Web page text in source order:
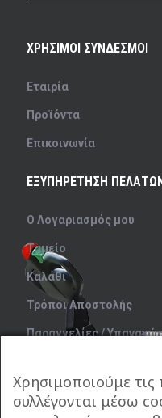
ΧΡΗΣΙΜΟΙ ΣΥΝΔΕΣΜΟΙ
Εταιρία
Προϊόντα
Επικοινωνία
ΕΞΥΠΗΡΕΤΗΣΗ
Ο Λογαριασμός μου
Ταμείο
Καλάθι
Τρόποι Αποστολής
Παραγγελίες /
ΣΤΟΙΧΕΙΑ ΕΠΙΚΟΙΝΩΝΙΑΣ
Χρησιμοποιούμε
συλλέγονται μέσω